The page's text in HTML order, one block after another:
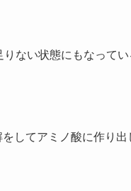
ない状態にもなって
してアミノ酸に作り